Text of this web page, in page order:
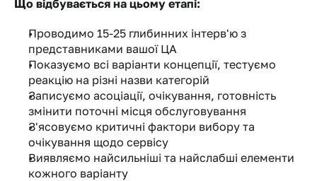
Що відбувається на цьому етапі:
Проводимо 15-25 глибинних інтерв'ю з
представниками вашої ЦА
Показуємо всі варіанти концепції, тестуємо
реакцію на різні назви категорій
Записуємо асоціації, очікування, готовність
змінити поточні місця обслуговування
З'ясовуємо критичні фактори вибору та
очікування щодо сервісу
Виявляємо найсильніші та найслабші елементи
кожного варіанту